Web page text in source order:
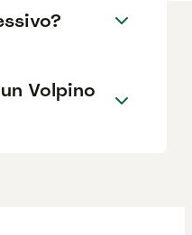
Volpino